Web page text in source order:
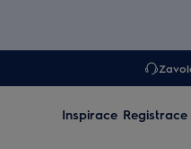
Inspirace